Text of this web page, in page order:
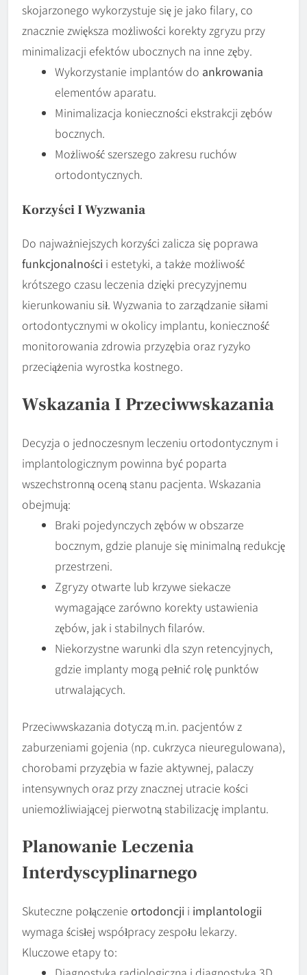
skojarzonego wykorzystuje się je jako filary, co
znacznie zwiększa możliwości korekty zgryzu przy
minimalizacji efektów ubocznych na inne zęby.
Wykorzystanie implantów do ankrowania
elementów aparatu.
Minimalizacja konieczności ekstrakcji zębów
bocznych.
Możliwość szerszego zakresu ruchów
ortodontycznych.
Korzyści I Wyzwania
Do najważniejszych korzyści zalicza się poprawa
funkcjonalności i estetyki, a także możliwość
krótszego czasu leczenia dzięki precyzyjnemu
kierunkowaniu sił. Wyzwania to zarządzanie siłami
ortodontycznymi w okolicy implantu, konieczność
monitorowania zdrowia przyzębia oraz ryzyko
przeciążenia wyrostka kostnego.
Wskazania I Przeciwwskazania
Decyzja o jednoczesnym leczeniu ortodontycznym i
implantologicznym powinna być poparta
wszechstronną oceną stanu pacjenta. Wskazania
obejmują:
Braki pojedynczych zębów w obszarze
bocznym, gdzie planuje się minimalną redukcję
przestrzeni.
Zgryzy otwarte lub krzywe siekacze
wymagające zarówno korekty ustawienia
zębów, jak i stabilnych filarów.
Niekorzystne warunki dla szyn retencyjnych,
gdzie implanty mogą pełnić rolę punktów
utrwalających.
Przeciwwskazania dotyczą m.in. pacjentów z
zaburzeniami gojenia (np. cukrzyca nieuregulowana),
chorobami przyzębia w fazie aktywnej, palaczy
intensywnych oraz przy znacznej utracie kości
uniemożliwiającej pierwotną stabilizację implantu.
Planowanie Leczenia
Interdyscyplinarnego
Skuteczne połączenie ortodoncji i implantologii
wymaga ścisłej współpracy zespołu lekarzy.
Kluczowe etapy to: